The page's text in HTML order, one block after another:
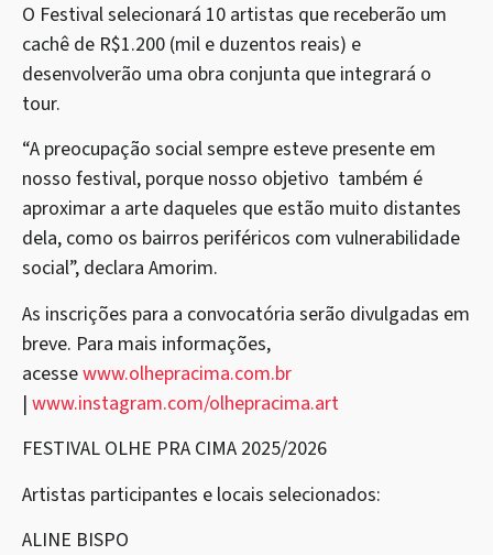
O Festival selecionará 10 artistas que receberão um
cachê de R$1.200 (mil e duzentos reais) e
desenvolverão uma obra conjunta que integrará o
tour.
“A preocupação social sempre esteve presente em
nosso festival, porque nosso objetivo também é
aproximar a arte daqueles que estão muito distantes
dela, como os bairros periféricos com vulnerabilidade
social”, declara Amorim.
As inscrições para a convocatória serão divulgadas em
breve. Para mais informações,
acessewww.olhepracima.com.br
| www.instagram.com/olhepracima.art
FESTIVAL OLHE PRA CIMA 2025/2026
Artistas participantes e locais selecionados:
ALINE BISPO